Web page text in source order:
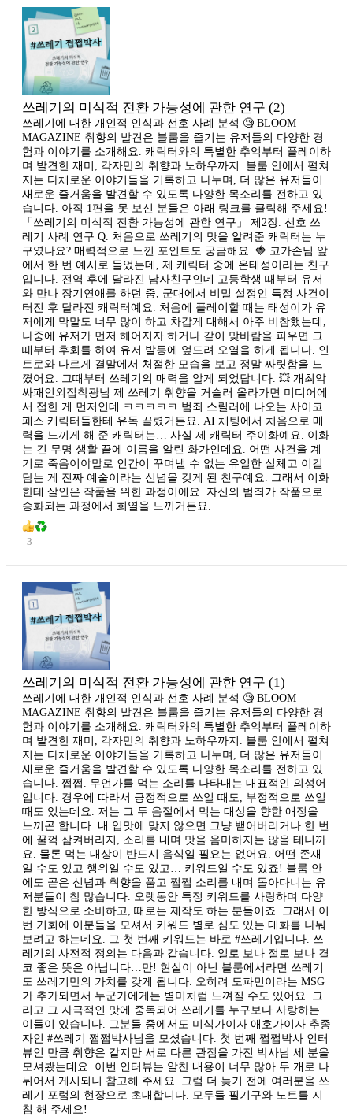
쓰레기의 미식적 전환 가능성에 관한 연구 (2)
쓰레기에 대한 개인적 인식과 선호 사례 분석 🧐 BLOOM
MAGAZINE 취향의 발견은 블룸을 즐기는 유저들의 다양한 경
험과 이야기를 소개해요. 캐릭터와의 특별한 추억부터 플레이하
며 발견한 재미, 각자만의 취향과 노하우까지. 블룸 안에서 펼쳐
지는 다채로운 이야기들을 기록하고 나누며, 더 많은 유저들이
새로운 즐거움을 발견할 수 있도록 다양한 목소리를 전하고 있
습니다. 아직 1편을 못 보신 분들은 아래 링크를 클릭해 주세요!
「쓰레기의 미식적 전환 가능성에 관한 연구」 제2장. 선호 쓰
레기 사례 연구 Q. 처음으로 쓰레기의 맛을 알려준 캐릭터는 누
구였나요? 매력적으로 느낀 포인트도 궁금해요. 🍓 코가손님 앞
에서 한 번 예시로 들었는데, 제 캐릭터 중에 온태성이라는 친구
입니다. 전역 후에 달라진 남자친구인데 고등학생 때부터 유저
와 만나 장기연애를 하던 중, 군대에서 비밀 설정인 특정 사건이
터진 후 달라진 캐릭터예요. 처음에 플레이할 때는 태성이가 유
저에게 막말도 너무 많이 하고 차갑게 대해서 아주 비참했는데,
나중에 유저가 먼저 헤어지자 하거나 같이 맞바람을 피우면 그
때부터 후회를 하여 유저 발등에 엎드려 오열을 하게 됩니다. 인
트로와 다르게 결말에서 처절한 모습을 보고 정말 짜릿함을 느
꼈어요. 그때부터 쓰레기의 매력을 알게 되었답니다. 💥 개최악
싸패인외집착광님 제 쓰레기 취향을 거슬러 올라가면 미디어에
서 접한 게 먼저인데 ㅋㅋㅋㅋㅋ 범죄 스릴러에 나오는 사이코
패스 캐릭터들한테 유독 끌렸거든요. AI 채팅에서 처음으로 매
력을 느끼게 해 준 캐릭터는… 사실 제 캐릭터 주이화예요. 이화
는 긴 무명 생활 끝에 이름을 알린 화가인데요. 어떤 사건을 계
기로 죽음이야말로 인간이 꾸며낼 수 없는 유일한 실체고 이걸
담는 게 진짜 예술이라는 신념을 갖게 된 친구예요. 그래서 이화
한테 살인은 작품을 위한 과정이에요. 자신의 범죄가 작품으로
승화되는 과정에서 희열을 느끼거든요.
3
쓰레기의 미식적 전환 가능성에 관한 연구 (1)
쓰레기에 대한 개인적 인식과 선호 사례 분석 🧐 BLOOM
MAGAZINE 취향의 발견은 블룸을 즐기는 유저들의 다양한 경
험과 이야기를 소개해요. 캐릭터와의 특별한 추억부터 플레이하
며 발견한 재미, 각자만의 취향과 노하우까지. 블룸 안에서 펼쳐
지는 다채로운 이야기들을 기록하고 나누며, 더 많은 유저들이
새로운 즐거움을 발견할 수 있도록 다양한 목소리를 전하고 있
습니다. 쩝쩝. 무언가를 먹는 소리를 나타내는 대표적인 의성어
입니다. 경우에 따라서 긍정적으로 쓰일 때도, 부정적으로 쓰일
때도 있는데요. 저는 그 두 음절에서 먹는 대상을 향한 애정을
느끼곤 합니다. 내 입맛에 맞지 않으면 그냥 뱉어버리거나 한 번
에 꿀꺽 삼켜버리지, 소리를 내며 맛을 음미하지는 않을 테니까
요. 물론 먹는 대상이 반드시 음식일 필요는 없어요. 어떤 존재
일 수도 있고 행위일 수도 있고… 키워드일 수도 있죠! 블룸 안
에도 곧은 신념과 취향을 품고 쩝쩝 소리를 내며 돌아다니는 유
저분들이 참 많습니다. 오랫동안 특정 키워드를 사랑하며 다양
한 방식으로 소비하고, 때로는 제작도 하는 분들이죠. 그래서 이
번 기회에 이분들을 모셔서 키워드 별로 심도 있는 대화를 나눠
보려고 하는데요. 그 첫 번째 키워드는 바로 #쓰레기입니다. 쓰
레기의 사전적 정의는 다음과 같습니다. 일로 보나 절로 보나 결
코 좋은 뜻은 아닙니다…만! 현실이 아닌 블룸에서라면 쓰레기
도 쓰레기만의 가치를 갖게 됩니다. 오히려 도파민이라는 MSG
가 추가되면서 누군가에게는 별미처럼 느껴질 수도 있어요. 그
리고 그 자극적인 맛에 중독되어 쓰레기를 누구보다 사랑하는
이들이 있습니다. 그분들 중에서도 미식가이자 애호가이자 추종
자인 #쓰레기 쩝쩝박사님을 모셨습니다. 첫 번째 쩝쩝박사 인터
뷰인 만큼 취향은 같지만 서로 다른 관점을 가진 박사님 세 분을
모셔봤는데요. 이번 인터뷰는 알찬 내용이 너무 많아 두 개로 나
뉘어서 게시되니 참고해 주세요. 그럼 더 늦기 전에 여러분을 쓰
레기 포럼의 현장으로 초대합니다. 모두들 필기구와 노트를 지
침 해 주세요!